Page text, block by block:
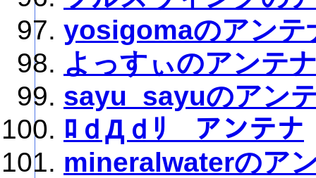
yosigomaのアンテ
よっすぃのアンテ
sayu_sayuのアン
ﾛｄДｄﾘ アンテナ
mineralwaterのア